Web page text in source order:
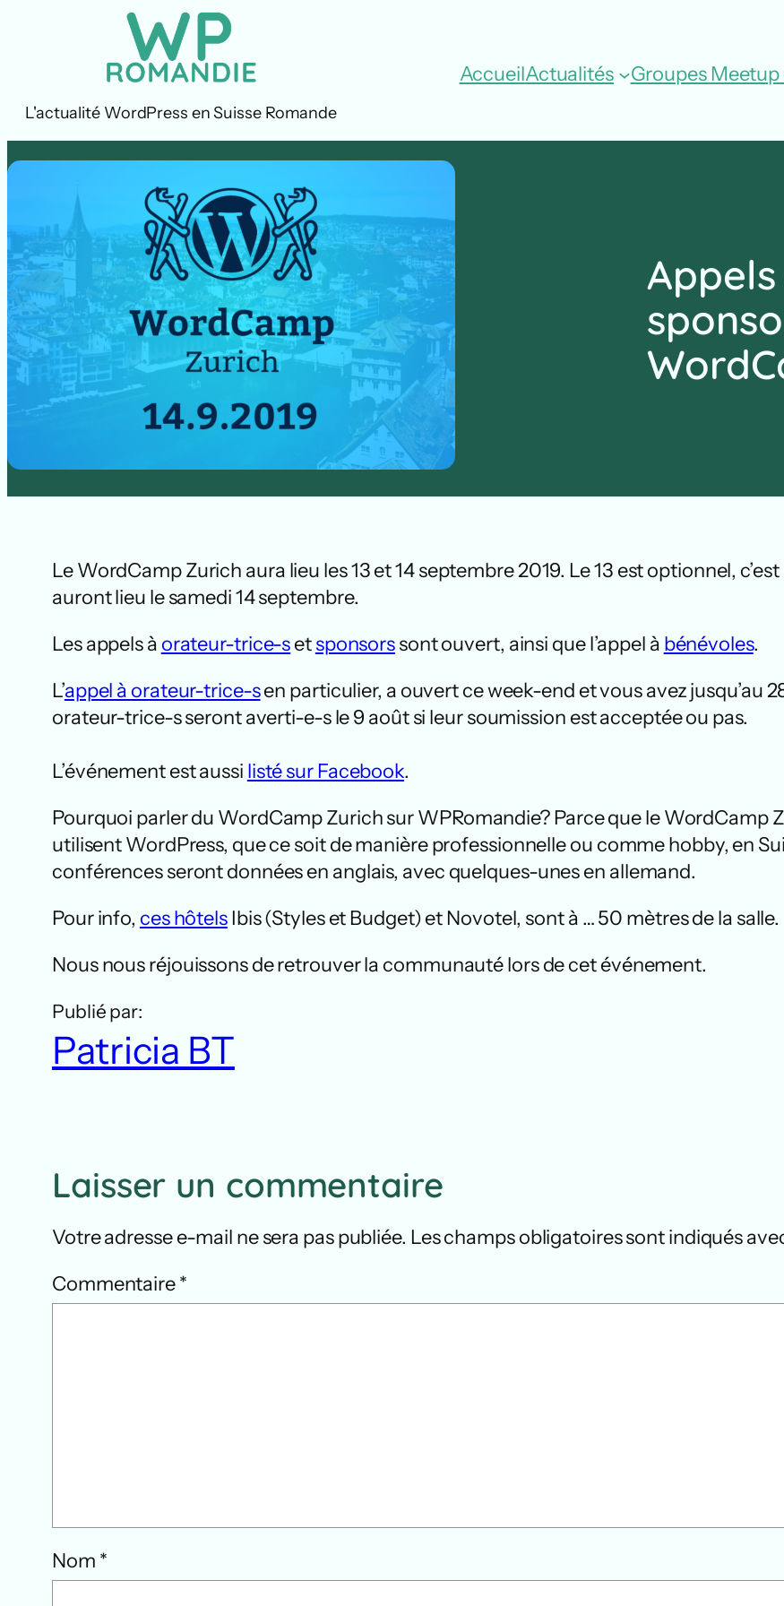
L'actualité WordPress en Suisse Romande
AccueilActualités Groupes
Le WordCamp Zurich aura lieu les 13 et 14 septembre 2019. Le 13 est optionnel, c’est
auront lieu le samedi 14 septembre.
Les appels àorateur-trice-setsponsorssont ouvert, ainsi que l’appel à bénévoles.
L’appel à orateur-trice-sen particulier, a ouvert ce week-end et vous avez jusqu’au
orateur-trice-s seront averti-e-s le 9 août si leur soumission est acceptée ou pas.
L’événement est aussi listé sur Facebook.
Pourquoi parler du WordCamp Zurich sur WPRomandie? Parce que le WordCamp
utilisent WordPress, que ce soit de manière professionnelle ou comme hobby, en
conférences seront données en anglais, avec quelques-unes en allemand.
Pour info, ces hôtelsIbis (Styles et Budget) et Novotel, sont à … 50 mètres de la salle.
Nous nous réjouissons de retrouver la communauté lors de cet événement.
Publié par:
Patricia BT
Laisser un commentaire
Votre adresse e-mail ne sera pas publiée. Les champs obligatoires sont indiqués
Commentaire*
Nom *